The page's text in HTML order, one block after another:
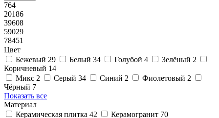
764
20186
39608
59029
78451
Цвет
Бежевый 29 Белый 34 Голубой 4 Зелёный 2
Коричневый 14
Микс 2 Серый 34 Синий 2 Фиолетовый 2
Чёрный 7
Показать все
Материал
Керамическая плитка 42 Керамогранит 70